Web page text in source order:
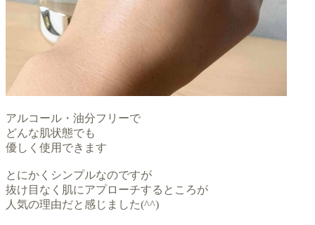
アルコール・油分フリーで
どんな肌状態でも
優しく使用できます
とにかくシンプルなのですが
抜け目なく肌にアプローチするところが
人気の理由だと感じました(^^)